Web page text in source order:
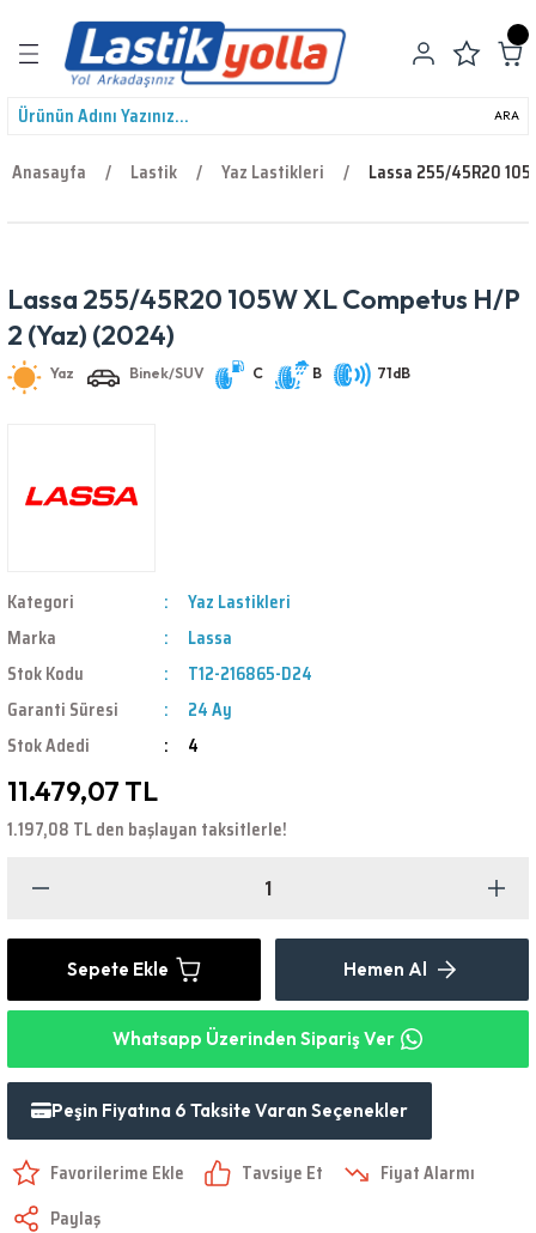
Geri Dön
ARA
Anasayfa Lastik Yaz Lastikleri Lassa 255/45R20
Lassa 255/45R20 105W XL Competus H/P
2 (Yaz) (2024)
Yaz Binek/SUV C B 71dB
Kategori
Yaz Lastikleri
Marka
Lassa
Stok Kodu
T12-216865-D24
Garanti Süresi
24 Ay
Stok Adedi
4
11.479,07 TL
1.197,08 TL den başlayan taksitlerle!
Sepete Ekle Hemen Al
Whatsapp Üzerinden Sipariş Ver
Peşin Fiyatına 6 Taksite Varan Seçenekler
Tavsiye Et
Fiyat Alarmı
Paylaş